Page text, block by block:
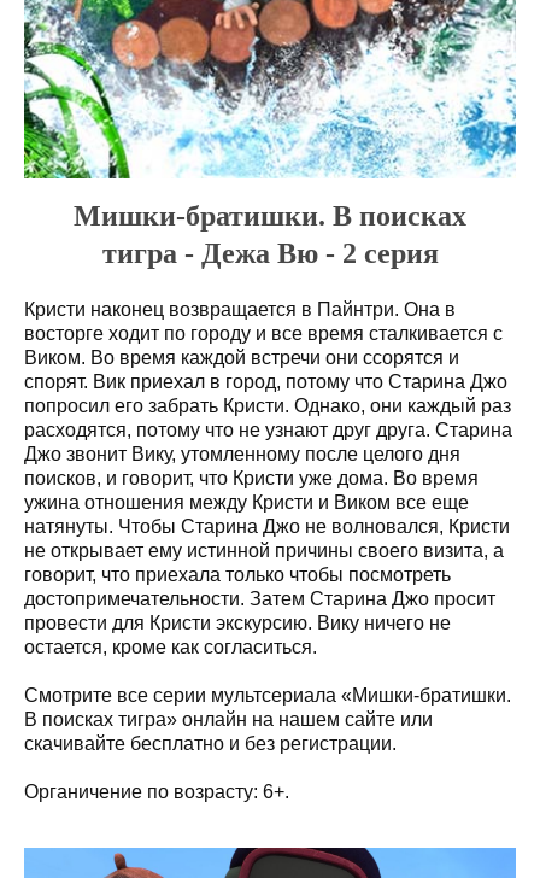
Мишки-братишки. В поисках
тигра - Дежа Вю - 2 серия
Кристи наконец возвращается в Пайнтри. Она в
восторге ходит по городу и все время сталкивается с
Виком. Во время каждой встречи они ссорятся и
спорят. Вик приехал в город, потому что Старина Джо
попросил его забрать Кристи. Однако, они каждый раз
расходятся, потому что не узнают друг друга. Старина
Джо звонит Вику, утомленному после целого дня
поисков, и говорит, что Кристи уже дома. Во время
ужина отношения между Кристи и Виком все еще
натянуты. Чтобы Старина Джо не волновался, Кристи
не открывает ему истинной причины своего визита, а
говорит, что приехала только чтобы посмотреть
достопримечательности. Затем Старина Джо просит
провести для Кристи экскурсию. Вику ничего не
остается, кроме как согласиться.
Смотрите все серии мультсериала «Мишки-братишки.
В поисках тигра» онлайн на нашем сайте или
скачивайте бесплатно и без регистрации.
Органичение по возрасту: 6+.